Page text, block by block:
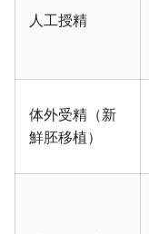
人工授精
体外受精（新
鮮胚移植）